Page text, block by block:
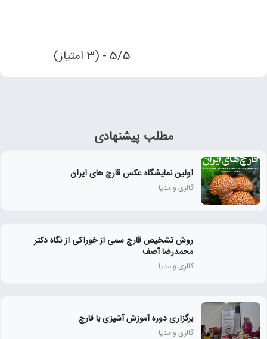
5/5 - (3 امتیاز)
مطلب پیشنهادی
اولین نمایشگاه عکس قارچ های ایران
گالری و مدیا
روش تشخیص قارچ سمی از خوراکی از نگاه دکتر
محمدرضا آصف
گالری و مدیا
برگزاری دوره آموزش آشپزی با قارچ
گالری و مدیا